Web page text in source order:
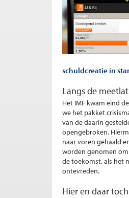
schuldcreatie in
Langs de
Het IMF kwam eind
we het pakket
van de daarin
opengebroken.
naar voren gehaald
worden genomen
de toekomst, als het
ontevreden.
Hier en daar